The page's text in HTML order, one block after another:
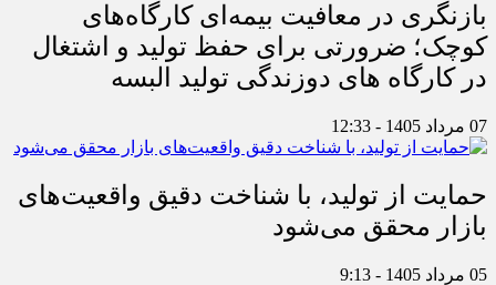
بازنگری در معافیت بیمه‌ای کارگاه‌های
کوچک؛ ضرورتی برای حفظ تولید و اشتغال
در کارگاه های دوزندگی تولید البسه
07 مرداد 1405 - 12:33
حمایت از تولید، با شناخت دقیق واقعیت‌های
بازار محقق می‌شود
05 مرداد 1405 - 9:13